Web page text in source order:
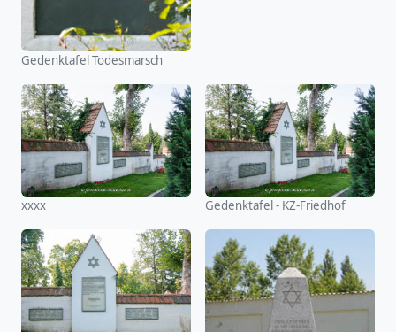
Gedenktafel Todesmarsch
xxxx Gedenktafel - KZ-Friedhof